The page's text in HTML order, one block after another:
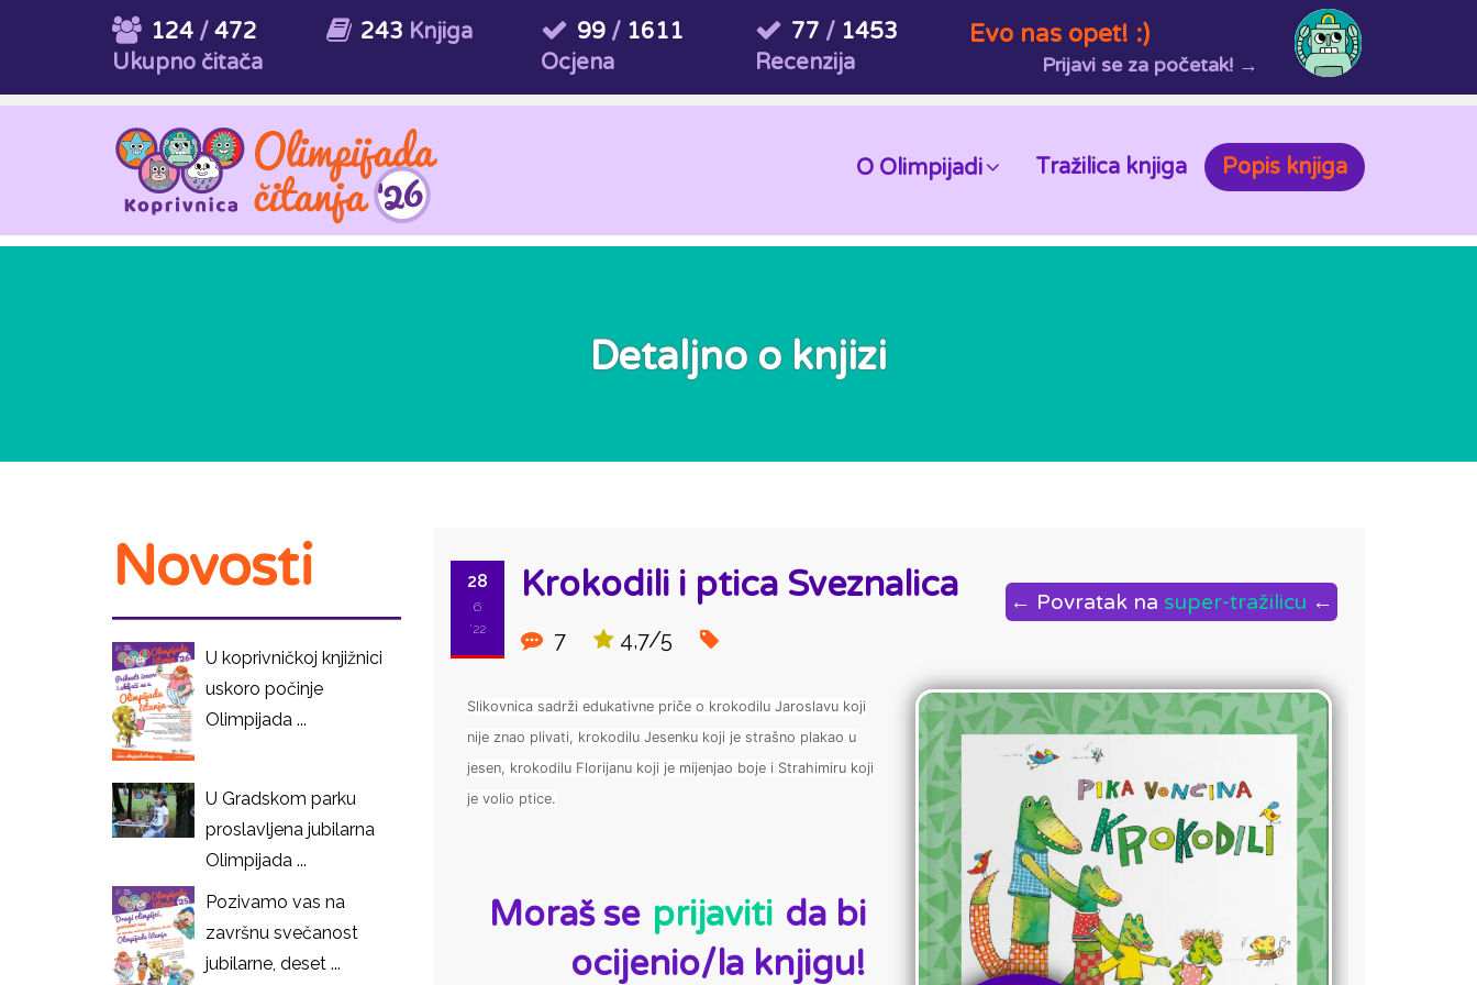
124/ 472
Ukupno čitača
243 Knjiga 99/ 1611
Ocjena
77 / 1453
Recenzija
Evo nas opet! :)
Prijavi se za početak! →
O Olimpijadi Tražilica knjiga Popis knjiga
Detaljno o knjizi
28
6
'22
Krokodili i ptica Sveznalica
7 4,7/5
← Povratak na super-tražilicu ←
Slikovnica sadrži edukativne priče o krokodilu Jaroslavu koji
nije znao plivati, krokodilu Jesenku koji je strašno plakao u
jesen, krokodilu Florijanu koji je mijenjao boje i Strahimiru koji
je volio ptice.
Moraš se prijaviti da bi
ocijenio/la knjigu!
Novosti
U koprivničkoj knjižnici
uskoro počinje
Olimpijada ...
U Gradskom parku
proslavljena jubilarna
Olimpijada ...
Pozivamo vas na
završnu svečanost
jubilarne, deset ...